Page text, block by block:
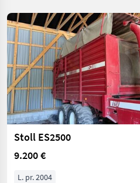
Stoll ES2500
9.200 €
L. pr. 2004